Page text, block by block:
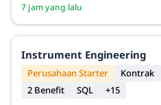
7 jam yang lalu
Instrument Engineering
Perusahaan Starter Kontrak
2 Benefit
SQL +15